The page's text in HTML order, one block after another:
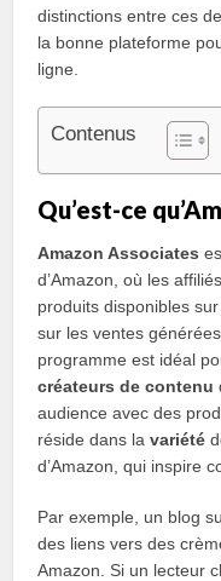
distinctions entre ces
la bonne plateforme
ligne.
Contenus
Qu’est-ce
Amazon Associates
d’Amazon, où les
produits disponibles
sur les ventes
programme est idéal
créateurs de contenu
audience avec des
réside dans lavariété
d’Amazon, qui inspire
Par exemple, un blog
des liens vers des
Amazon. Si un lecteur